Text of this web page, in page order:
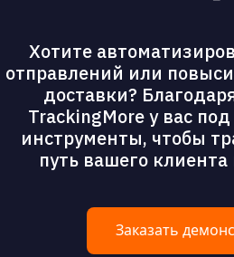
Хотите
отправлений или
доставки?
TrackingMore у вас
инструменты, чтобы
путь вашего клиента
Заказать